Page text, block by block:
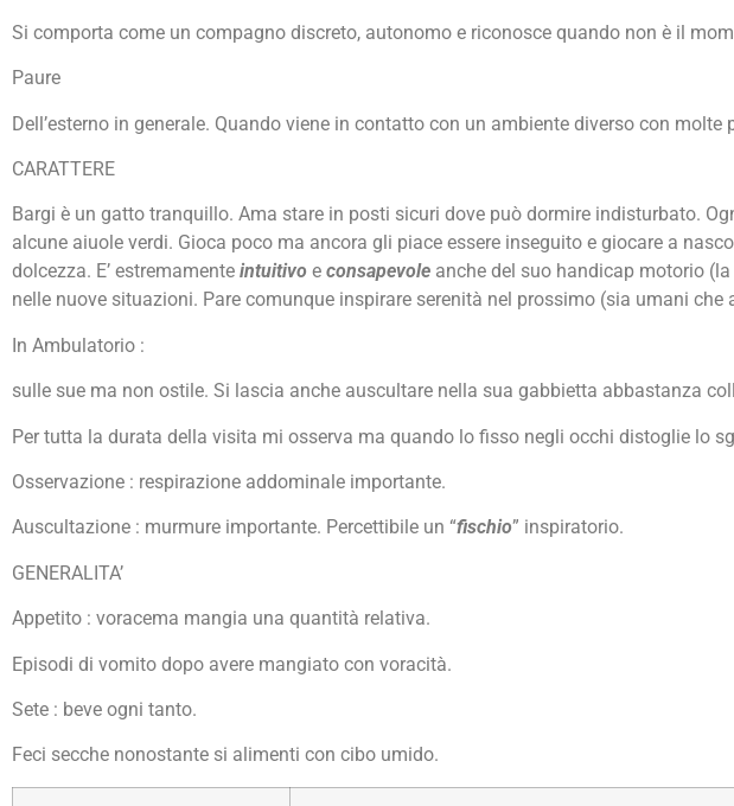
Si comporta come un compagno discreto, autonomo e riconosce quando non è il
Paure
Dell’esterno in generale. Quando viene in contatto con un ambiente diverso con
CARATTERE
Bargi è un gatto tranquillo. Ama stare in posti sicuri dove può dormire indisturbato.
alcune aiuole verdi. Gioca poco ma ancora gli piace essere inseguito e giocare a
dolcezza. E’ estremamente intuitivo e consapevole anche del suo handicap motorio
nelle nuove situazioni. Pare comunque inspirare serenità nel prossimo (sia umani
In Ambulatorio :
sulle sue ma non ostile. Si lascia anche auscultare nella sua gabbietta abbastanza
Per tutta la durata della visita mi osserva ma quando lo fisso negli occhi distoglie lo
Osservazione : respirazione addominale importante.
Auscultazione : murmure importante. Percettibile un “fischio” inspiratorio.
GENERALITA’
Appetito : voracema mangia una quantità relativa.
Episodi di vomito dopo avere mangiato con voracità.
Sete : beve ogni tanto.
Feci secche nonostante si alimenti con cibo umido.